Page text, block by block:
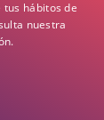
hábitos de
nuestra